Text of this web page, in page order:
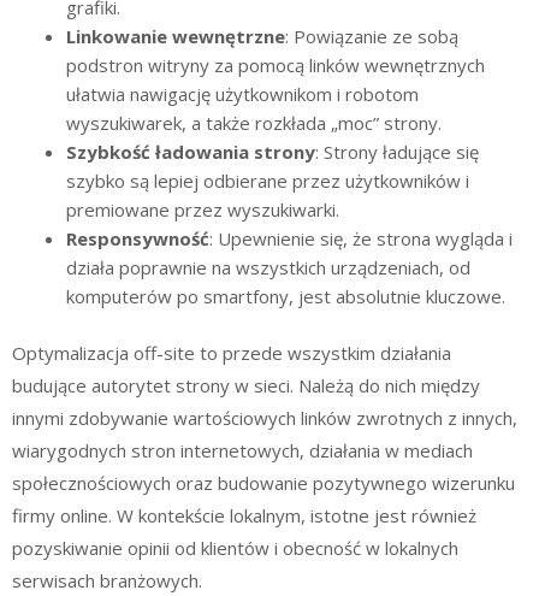
grafiki.
Linkowanie wewnętrzne: Powiązanie ze sobą
podstron witryny za pomocą linków wewnętrznych
ułatwia nawigację użytkownikom i robotom
wyszukiwarek, a także rozkłada „moc” strony.
Szybkość ładowania strony: Strony ładujące się
szybko są lepiej odbierane przez użytkowników i
premiowane przez wyszukiwarki.
Responsywność: Upewnienie się, że strona wygląda i
działa poprawnie na wszystkich urządzeniach, od
komputerów po smartfony, jest absolutnie kluczowe.
Optymalizacja off-site to przede wszystkim działania
budujące autorytet strony w sieci. Należą do nich między
innymi zdobywanie wartościowych linków zwrotnych z innych,
wiarygodnych stron internetowych, działania w mediach
społecznościowych oraz budowanie pozytywnego wizerunku
firmy online. W kontekście lokalnym, istotne jest również
pozyskiwanie opinii od klientów i obecność w lokalnych
serwisach branżowych.